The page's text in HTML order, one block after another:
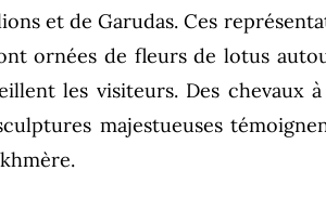
et de Garudas. Ces
ornées de fleurs de lotus
les visiteurs. Des chevaux
majestueuses